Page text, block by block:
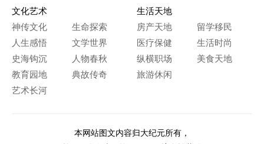
文化艺术
神传文化
生命探索
人生感悟
文学世界
史海钩沉
人物春秋
教育园地
典故传奇
艺术长河
生活天地
房产天地
留学移民
医疗保健
生活时尚
纵横职场
美食天地
旅游休闲
本网站图文内容归大纪元所有，